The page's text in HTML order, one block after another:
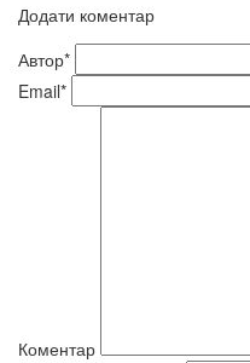
Додати коментар
Автор*
Email*
Коментар